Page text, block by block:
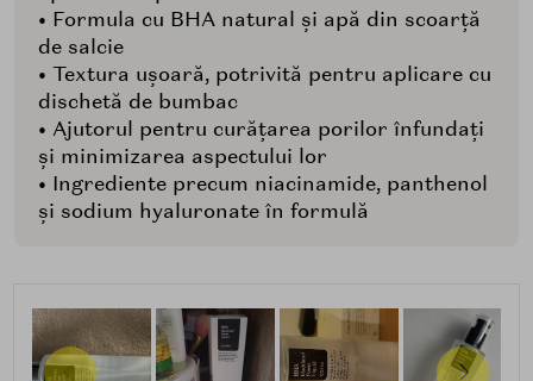
• Formula cu BHA natural și apă din scoarță
de salcie
• Textura ușoară, potrivită pentru aplicare cu
dischetă de bumbac
• Ajutorul pentru curățarea porilor înfundați
și minimizarea aspectului lor
• Ingrediente precum niacinamide, panthenol
și sodium hyaluronate în formulă